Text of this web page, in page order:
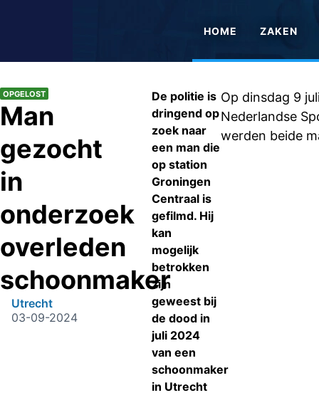
HOME ZAKEN
OPGELOST
Man
gezocht
in
onderzoek
overleden
schoonmaker
Utrecht
03-09-2024
De politie is
dringend op
zoek naar
een man die
op station
Groningen
Centraal is
gefilmd. Hij
kan
mogelijk
betrokken
zijn
geweest bij
de dood in
juli 2024
van een
schoonmaker
in Utrecht
Op dinsdag 9
Nederlandse
werden beide